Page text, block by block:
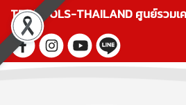
TPQTOOLS-THAILAND ศูนย์รว